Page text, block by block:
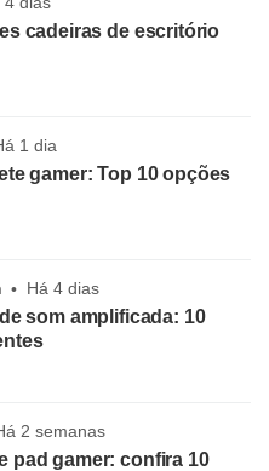
cadeiras de escritório
1 dia
gamer: Top 10 opções
Há 4 dias
som amplificada: 10
2 semanas
pad gamer: confira 10